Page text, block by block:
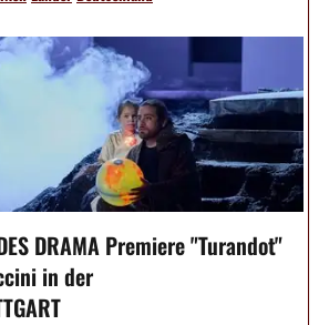
DRAMA Premiere "Turandot"
in der